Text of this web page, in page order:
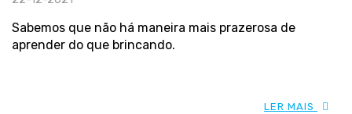
Sabemos que não há maneira mais prazerosa de
aprender do que brincando.
LER MAIS